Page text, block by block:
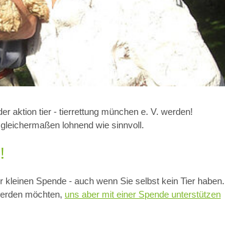
DATENSCHUTZ
VEREINSJOURNALE
aktion tier - tierrettung münchen e. V. werden!
lohnend wie sinnvoll.
Spende - auch wenn Sie selbst kein Tier
möchten, uns aber mit einer Spende unterstützen